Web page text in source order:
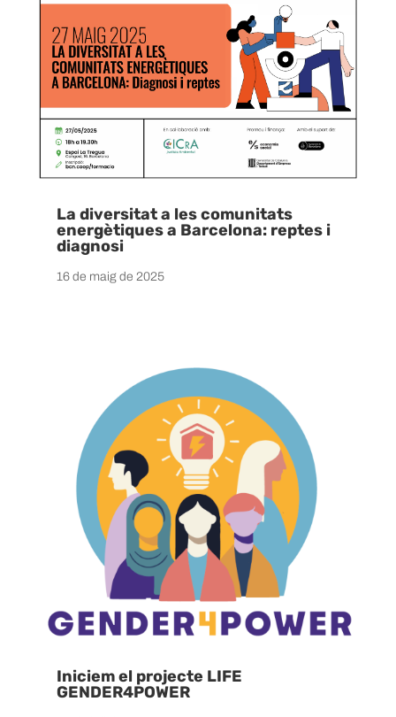
La diversitat a les comunitats
energètiques a Barcelona: reptes i
diagnosi
16 de maig de 2025
Iniciem el projecte LIFE
GENDER4POWER